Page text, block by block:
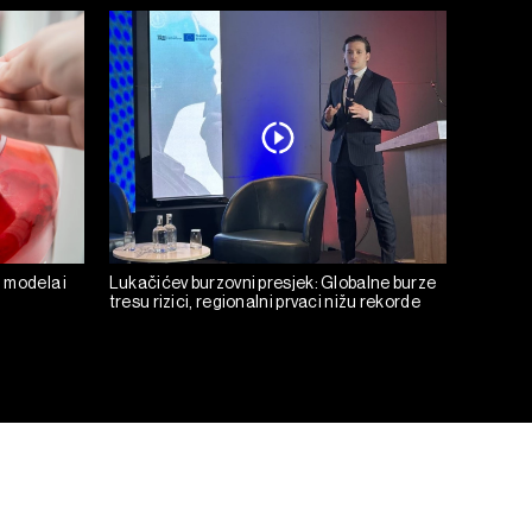
i
Lukačićev burzovni presjek: Globalne burze
tresu rizici, regionalni prvaci nižu rekorde